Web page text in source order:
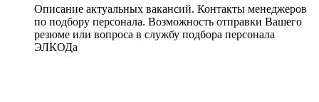
Описание актуальных вакансий. Контакты менеджеров
по подбору персонала. Возможность отправки Вашего
резюме или вопроса в службу подбора персонала
ЭЛКОДа